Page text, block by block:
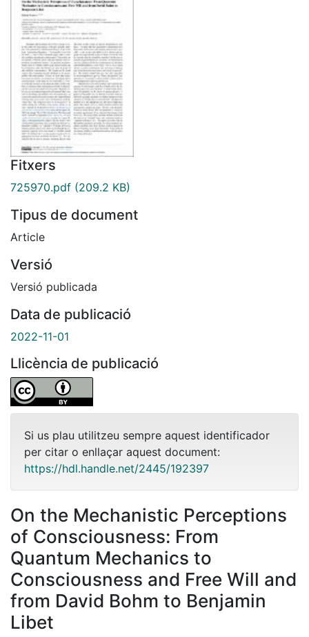
Fitxers
725970.pdf (209.2 KB)
Tipus de document
Article
Versió
Versió publicada
Data de publicació
2022-11-01
Llicència de publicació
Si us plau utilitzeu sempre aquest identificador
per citar o enllaçar aquest document:
https://hdl.handle.net/2445/192397
On the Mechanistic Perceptions
of Consciousness: From
Quantum Mechanics to
Consciousness and Free Will and
from David Bohm to Benjamin
Libet